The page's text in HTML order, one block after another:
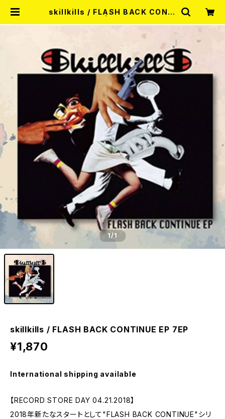
skillkills / FLASH BACK CONTI
MISERY
1/1
skillkills / FLASH BACK CONTINUE EP 7EP
¥1,870
International shipping available
【RECORD STORE DAY 04.21.2018】
2018年新たなスタートとして"FLASH BACK CONTINUE"シリ